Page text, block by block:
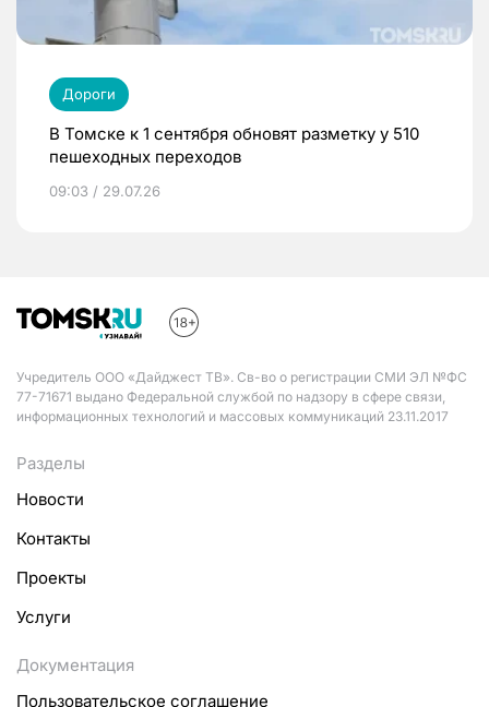
Дороги
В Томске к 1 сентября обновят разметку у 510
пешеходных переходов
09:03 / 29.07.26
Учредитель ООО «Дайджест ТВ». Св-во о регистрации СМИ ЭЛ №ФС
77-71671 выдано Федеральной службой по надзору в сфере связи,
информационных технологий и массовых коммуникаций 23.11.2017
Разделы
Новости
Контакты
Проекты
Услуги
Документация
Пользовательское соглашение